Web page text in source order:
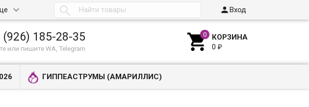
 Вход
(926) 185-28-35
или пишите WA, Telegram  КОРЗИНА
0₽
ГИППЕАСТРУМЫ (АМАРИЛЛИС)